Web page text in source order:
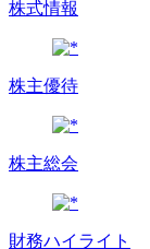
株式情報
株主優待
株主総会
財務ハイライト